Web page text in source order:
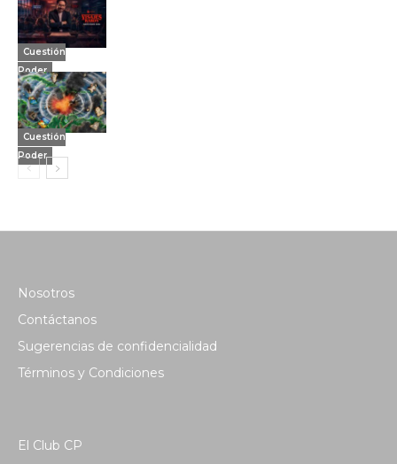
Cuestión
Poder
Cuestión
Poder
Nosotros
Contáctanos
Sugerencias de confidencialidad
Términos y Condiciones
El Club CP